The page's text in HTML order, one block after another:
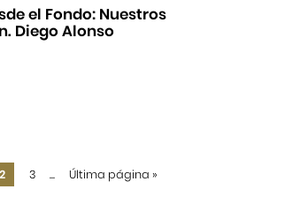
el Fondo: Nuestros
Diego Alonso
2 3 ... Última página »